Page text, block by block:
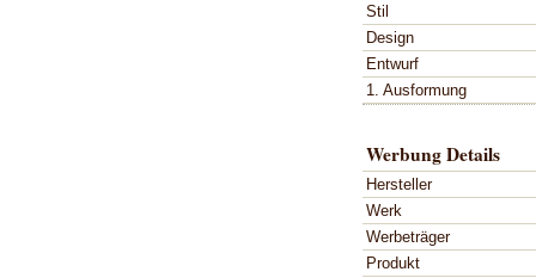
Stil
Design
Entwurf
1. Ausformung
Werbung Details
Hersteller
Werk
Werbeträger
Produkt